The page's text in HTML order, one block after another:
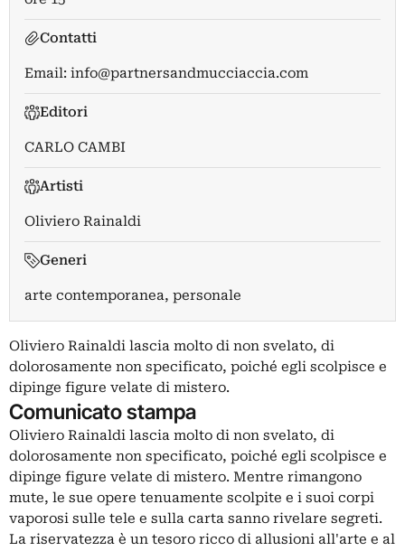
Contatti
Email: info@partnersandmucciaccia.com
Editori
CARLO CAMBI
Artisti
Oliviero Rainaldi
Generi
arte contemporanea, personale
Oliviero Rainaldi lascia molto di non svelato, di
dolorosamente non specificato, poiché egli scolpisce e
dipinge figure velate di mistero.
Comunicato stampa
Oliviero Rainaldi lascia molto di non svelato, di
dolorosamente non specificato, poiché egli scolpisce e
dipinge figure velate di mistero. Mentre rimangono
mute, le sue opere tenuamente scolpite e i suoi corpi
vaporosi sulle tele e sulla carta sanno rivelare segreti.
La riservatezza è un tesoro ricco di allusioni all'arte e al